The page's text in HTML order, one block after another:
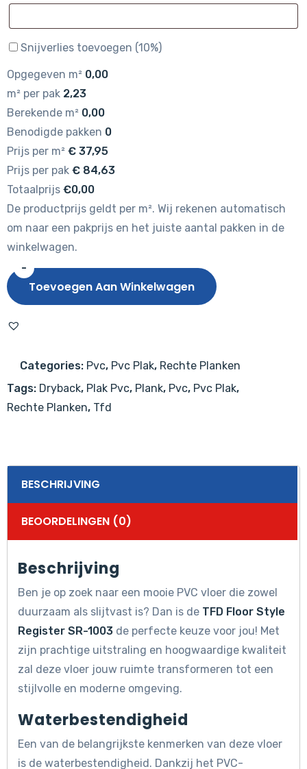
Snijverlies toevoegen (10%)
Opgegeven m² 0,00
m² per pak 2,23
Berekende m² 0,00
Benodigde pakken 0
Prijs per m² € 37,95
Prijs per pak € 84,63
Totaalprijs €0,00
De productprijs geldt per m². Wij rekenen automatisch
om naar een pakprijs en het juiste aantal pakken in de
winkelwagen.
-
TFD
Floor
Register
1003
aantal
Toevoegen Aan Winkelwagen
Categories: Pvc, Pvc Plak, Rechte Planken
Tags: Dryback, Plak Pvc, Plank, Pvc, Pvc Plak,
Rechte Planken, Tfd
BESCHRIJVING
BEOORDELINGEN (0)
Beschrijving
Ben je op zoek naar een mooie PVC vloer die zowel
duurzaam als slijtvast is? Dan is de TFD Floor Style
Register SR-1003 de perfecte keuze voor jou! Met
zijn prachtige uitstraling en hoogwaardige kwaliteit
zal deze vloer jouw ruimte transformeren tot een
stijlvolle en moderne omgeving.
Waterbestendigheid
Een van de belangrijkste kenmerken van deze vloer
is de waterbestendigheid. Dankzij het PVC-